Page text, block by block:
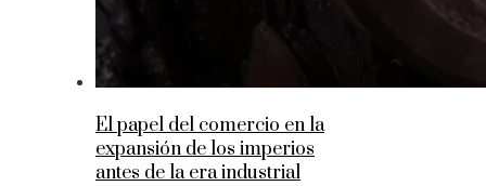
El papel del comercio en la
expansión de los imperios
antes de la era industrial